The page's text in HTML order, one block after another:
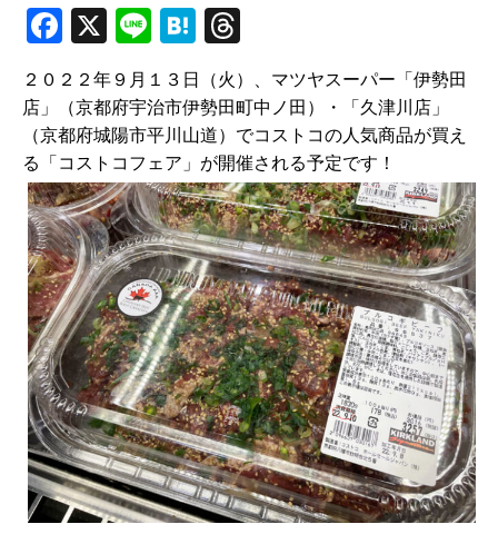
F
a
c
e
b
o
o
k
X Li
n
e
H
at
e
n
a
r
e
a
d
s
２０２２年９月１３日（火）、マツヤスーパー「伊勢田
店」（京都府宇治市伊勢田町中ノ田）・「久津川店」
（京都府城陽市平川山道）でコストコの人気商品が買え
る「コストコフェア」が開催される予定です！